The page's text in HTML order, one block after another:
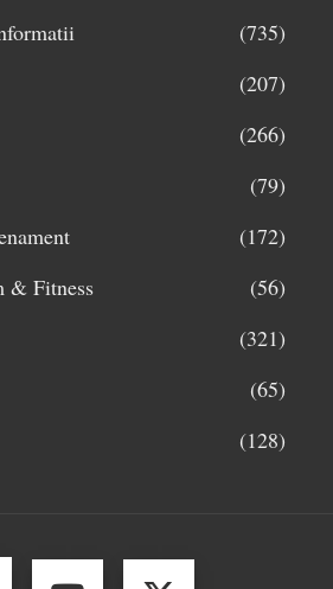
(735)
(207)
(266)
(79)
(172)
& Fitness
(56)
(321)
(65)
(128)